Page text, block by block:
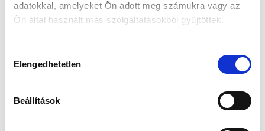
adatokkal, amelyeket Ön adott meg számukra vagy az
Ön által használt más szolgáltatásokból gyűjtöttek.
kiválasztása
Elengedhetetlen
Beállítások